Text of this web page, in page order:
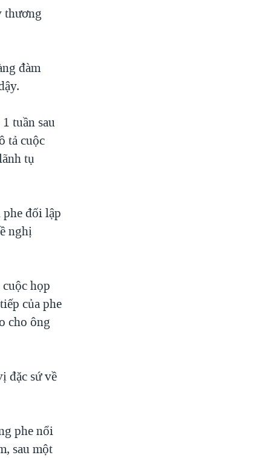
thương
đàm
tuần sau
tả cuộc
tụ
đối lập
nghị
họp
của phe
cho ông
đặc sứ về
phe nổi
sau một